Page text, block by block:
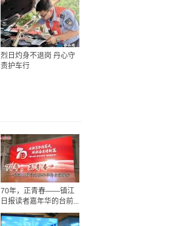
烈日灼身不退岗 丹心守
责护车行
70年，正青春——镇江
日报读者嘉年华的台前...